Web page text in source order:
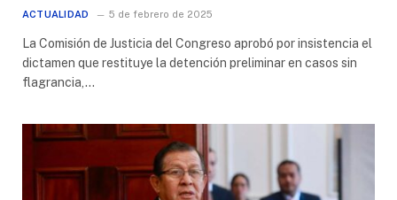
ACTUALIDAD 5 de febrero de 2025
La Comisión de Justicia del Congreso aprobó por insistencia el
dictamen que restituye la detención preliminar en casos sin
flagrancia,…